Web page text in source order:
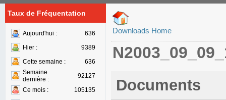
Taux de Fréquentation
Aujourd'hui :
636
Hier :
9389
Cette semaine :
636
Semaine
dernière :
92127
Ce mois :
105135
Downloads Home
Documents